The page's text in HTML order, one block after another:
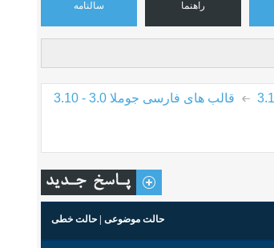
سالنامه راهنما
قالب های فارسی جوملا 3.0 - 3.10
حالت موضوعی حالت خطی